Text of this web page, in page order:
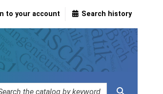
to your account Search history